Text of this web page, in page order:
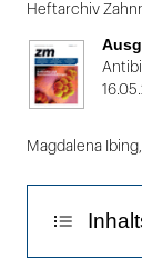
Heftarchiv
Magdalena Ibing